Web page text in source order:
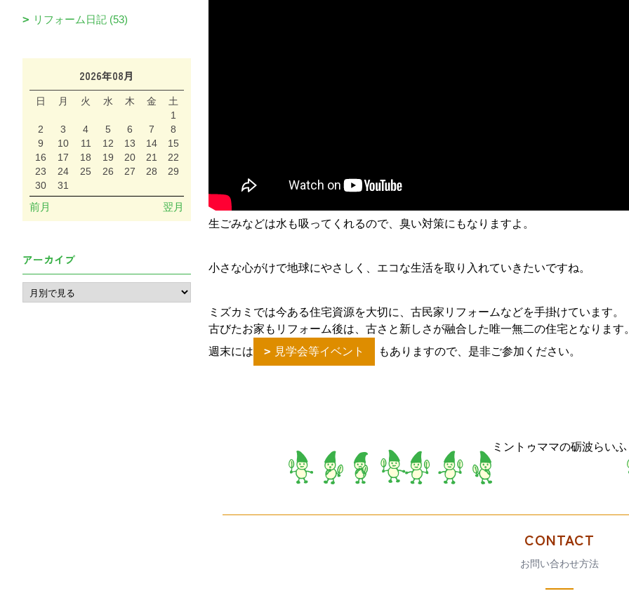
生ごみなどは水も吸ってくれるので、臭い対策にもなりますよ。
小さな心がけで地球にやさしく、エコな生活を取り入れていきたいですね。
ミズカミでは今ある住宅資源を大切に、古民家リフォームなどを手掛けています。
古びたお家もリフォーム後は、古さと新しさが融合した唯一無二の住宅となります
週末には
見学会等イベント もありますので、是非ご参加ください。
ミントゥママの砺波らいふ
CONTACT
お問い合わせ方法
リフォーム日記 (53)
2026年08月
日 月 火 水 木 金
土
1
2
3 4 5 6 7
8
9
10 11 12 13 14
15
16
17 18 19 20 21
22
23
24 25 26 27 28
29
30
31
前月 翌月
アーカイブ